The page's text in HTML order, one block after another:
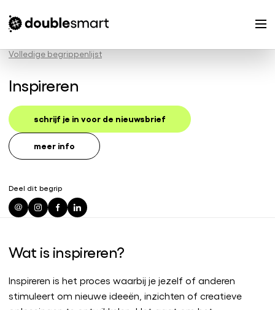
Volledige begrippenlijst
Inspireren
schrijf je in voor de nieuwsbrief
meer info
Deel dit begrip
Wat is inspireren?
Inspireren is het proces waarbij je jezelf of anderen
stimuleert om nieuwe ideeën, inzichten of creatieve